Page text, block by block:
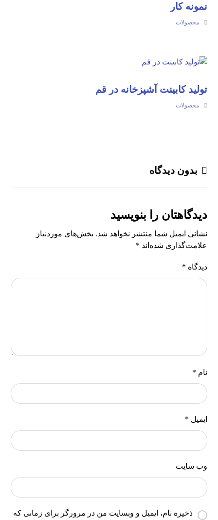
نمونه کار
محصولات
تولید کابینت آشپزخانه در قم
محصولات
بدون دیدگاه
دیدگاهتان را بنویسید
نشانی ایمیل شما منتشر نخواهد شد. بخش‌های موردنیاز
علامت‌گذاری شده‌اند *
دیدگاه *
نام *
ایمیل *
وب‌ سایت
ذخیره نام، ایمیل و وبسایت من در مرورگر برای زمانی که